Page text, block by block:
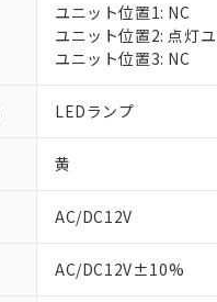
ユニット位置1: NC
ユニット位置2: 点灯
ユニット位置3: NC
LEDランプ
黄
AC/DC12V
AC/DC12V±10%
ご利用条件
※1 対応状況
調査・確認中：
非該当品：ライセ
仕入先様の事情に
があります。
※1 中国